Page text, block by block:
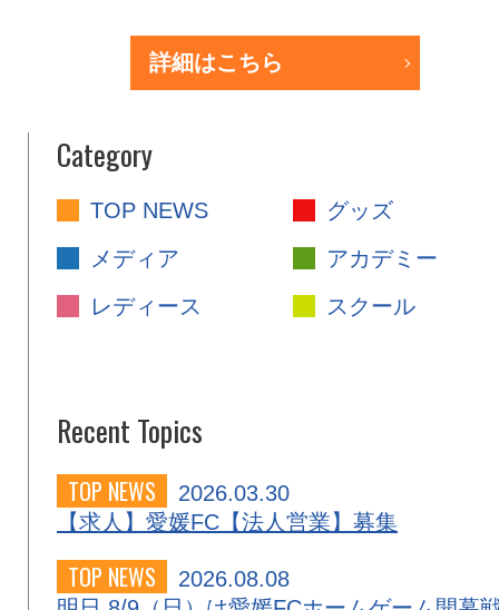
詳細はこちら
Category
TOP NEWS
グッズ
メディア
アカデミー
レディース
スクール
Recent Topics
TOP NEWS
2026.03.30
【求人】愛媛FC【法人営業】募集
TOP NEWS
2026.08.08